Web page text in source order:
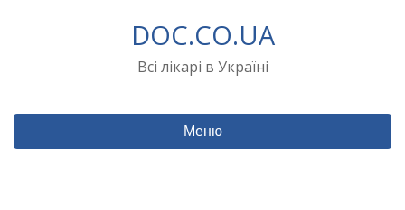
DOC.CO.UA
Всі лікарі в Україні
Меню